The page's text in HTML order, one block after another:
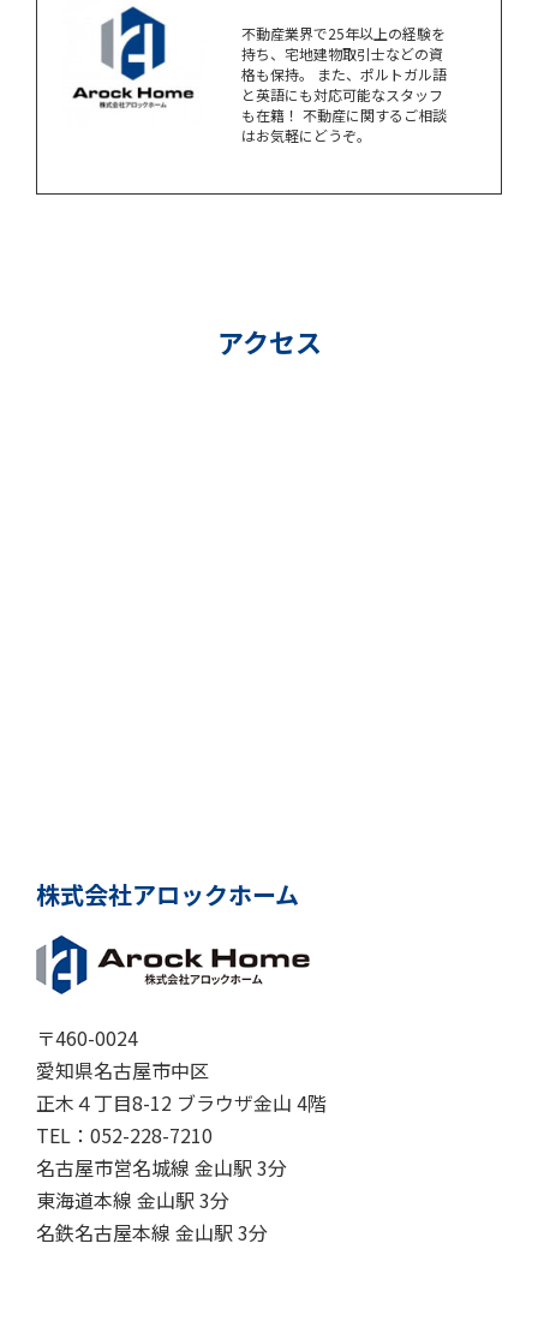
不動産業界で25年以上の経験を
持ち、宅地建物取引士などの資
格も保持。 また、ポルトガル語
と英語にも対応可能なスタッフ
も在籍！ 不動産に関するご相談
はお気軽にどうぞ。
アクセス
株式会社アロックホーム
〒460-0024
愛知県名古屋市中区
正木４丁目8-12 ブラウザ金山 4階
TEL：052-228-7210
名古屋市営名城線 金山駅 3分
東海道本線 金山駅 3分
名鉄名古屋本線 金山駅 3分